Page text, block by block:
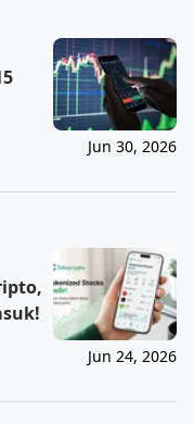
Jun 30, 2026
Jun 24, 2026